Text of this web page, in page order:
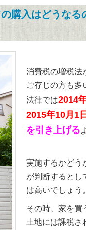
購入はどうな
消費税の増税法
ご存じの方も多
法律では2014
2015年10月1
を引き上げる
実施するかどう
が判断するとし
は高いでしょう
その時、家を買
土地には課税さ